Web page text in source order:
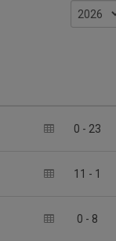
0 - 23
11 - 1
0 - 8